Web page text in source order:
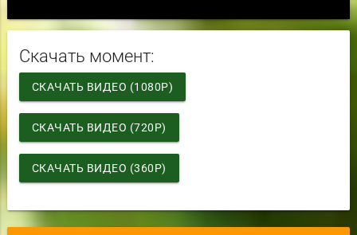
Скачать момент:
СКАЧАТЬ ВИДЕО (1080P)
СКАЧАТЬ ВИДЕО (720P)
СКАЧАТЬ ВИДЕО (360P)